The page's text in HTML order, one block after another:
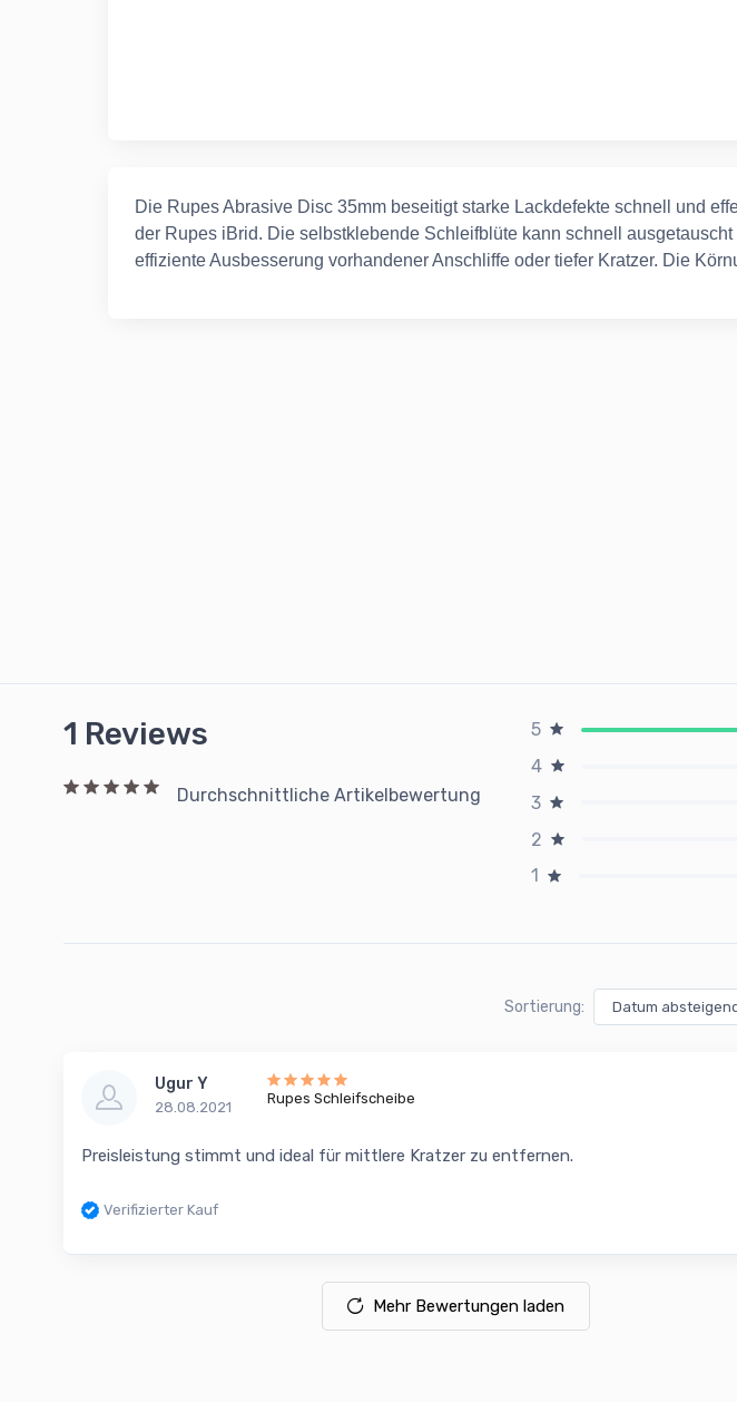
Die Rupes Abrasive Disc 35mm beseitigt starke Lackdefekte schnell und
der Rupes iBrid. Die selbstklebende Schleifblüte kann schnell
effiziente Ausbesserung vorhandener Anschliffe oder tiefer Kratzer. Die
1 Reviews
Durchschnittliche Artikelbewertung
5
4
3
2
1
Sortierung:
Ugur Y
28.08.2021
Rupes Schleifscheibe
Preisleistung stimmt und ideal für mittlere Kratzer zu entfernen.
Verifizierter Kauf
Mehr Bewertungen laden